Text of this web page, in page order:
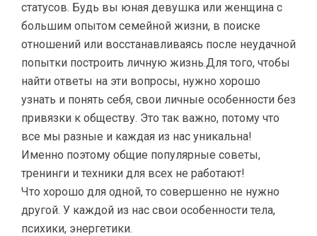
статусов. Будь вы юная девушка или женщина с
большим опытом семейной жизни, в поиске
отношений или восстанавливаясь после неудачной
попытки построить личную жизнь.Для того, чтобы
найти ответы на эти вопросы, нужно хорошо
узнать и понять себя, свои личные особенности без
привязки к обществу. Это так важно, потому что
все мы разные и каждая из нас уникальна!
Именно поэтому общие популярные советы,
тренинги и техники для всех не работают!
Что хорошо для одной, то совершенно не нужно
другой. У каждой из нас свои особенности тела,
психики, энергетики.